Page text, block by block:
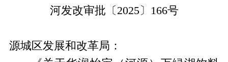
河发改审批〔 2025〕166号
源城区发展和改革局：